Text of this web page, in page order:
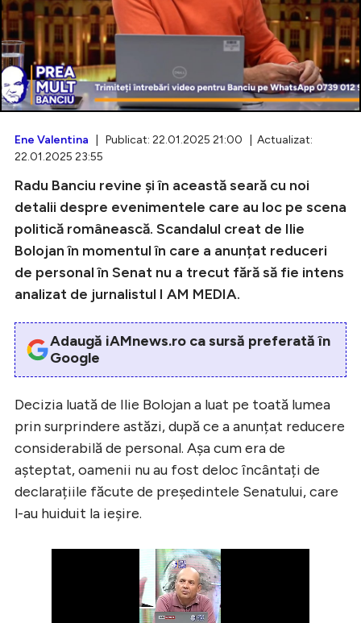
Intră în cont
Creează cont
Ene Valentina | Publicat: 22.01.2025 21:00 | Actualizat:
22.01.2025 23:55
Radu Banciu revine și în această seară cu noi
detalii despre evenimentele care au loc pe scena
politică românească. Scandalul creat de Ilie
Bolojan în momentul în care a anunțat reduceri
de personal în Senat nu a trecut fără să fie intens
analizat de jurnalistul I AM MEDIA.
Adaugă iAMnews.ro ca sursă preferată în
Google
Decizia luată de Ilie Bolojan a luat pe toată lumea
prin surprindere astăzi, după ce a anunțat reducere
considerabilă de personal. Așa cum era de
așteptat, oamenii nu au fost deloc încântați de
declarațiile făcute de președintele Senatului, care
l-au huiduit la ieșire.